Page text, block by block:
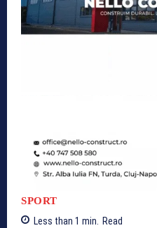
SPORT
Less than 1 min. Read